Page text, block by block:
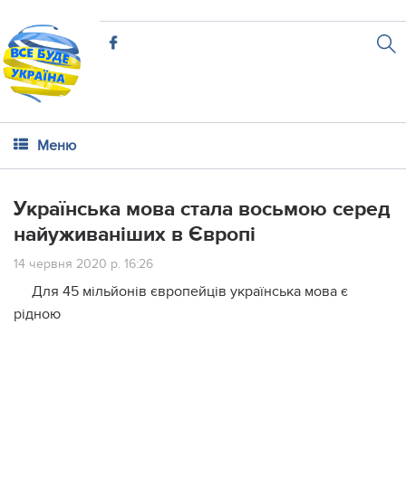
Меню
Українська мова стала восьмою серед
найуживаніших в Європі
14 червня 2020 р. 16:26
Для 45 мільйонів європейців українська мова є
рідною